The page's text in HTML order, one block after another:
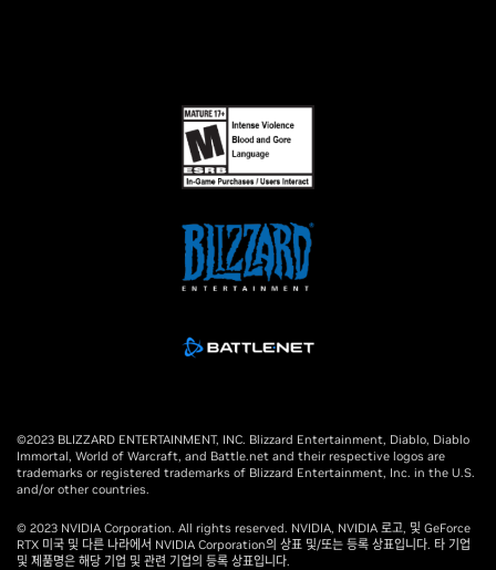
©2023 BLIZZARD ENTERTAINMENT, INC. Blizzard Entertainment, Diablo, Diablo
Immortal, World of Warcraft, and Battle.net and their respective logos are
trademarks or registered trademarks of Blizzard Entertainment, Inc. in the U.S.
and/or other countries.
© 2023 NVIDIA Corporation. All rights reserved. NVIDIA, NVIDIA 로고, 및 GeForce
RTX 미국 및 다른 나라에서 NVIDIA Corporation의 상표 및/또는 등록 상표입니다. 타 기업
및 제품명은 해당 기업 및 관련 기업의 등록 상표입니다.